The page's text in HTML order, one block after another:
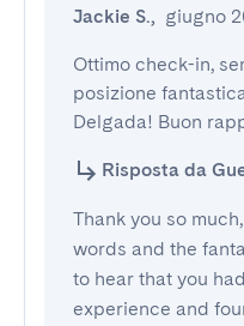
Jackie S., giugno
Ottimo check-in,
posizione
Delgada! Buon
Risposta da
Thank you so
words and the
to hear that you
experience and